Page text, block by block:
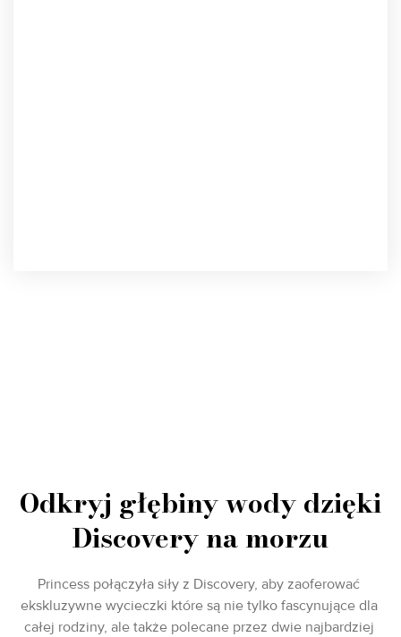
Odkryj głębiny wody dzięki
Discovery na morzu
Princess połączyła siły z Discovery, aby zaoferować
ekskluzywne wycieczki które są nie tylko fascynujące dla
całej rodziny, ale także polecane przez dwie najbardziej